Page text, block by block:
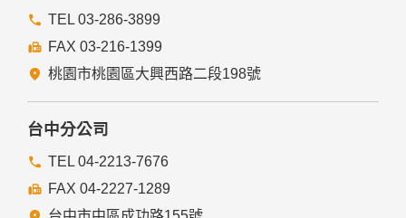
前項但書之情形包括不限於：
經由您書面同意。
法律明文規定。
與公務機關或學術研究機構合作，基於公共利益為統計或學術
研究而有必要，且資料經過提供者處理或蒐集者依其揭露方式
無從識別特定之當事人。
當您在網站的行為，違反服務條款或可能損害或妨礙網站與其
揭露您的個人資料是為了辨識、聯絡或採取法律行動所必要
者。
TEL 03-286-3899
FAX 03-216-1399
桃園市桃園區大興西路二段198號
台中分公司
TEL 04-2213-7676
FAX 04-2227-1289